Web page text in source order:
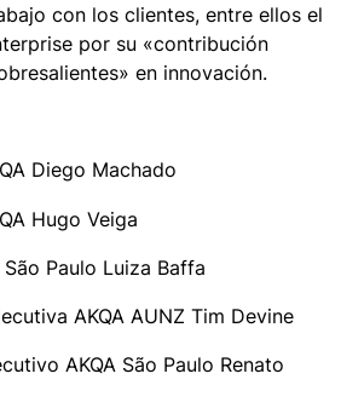
con los clientes, entre ellos el
por su «contribución
en innovación.
Diego Machado
Hugo Veiga
Paulo Luiza Baffa
AKQA AUNZ Tim Devine
AKQA São Paulo Renato